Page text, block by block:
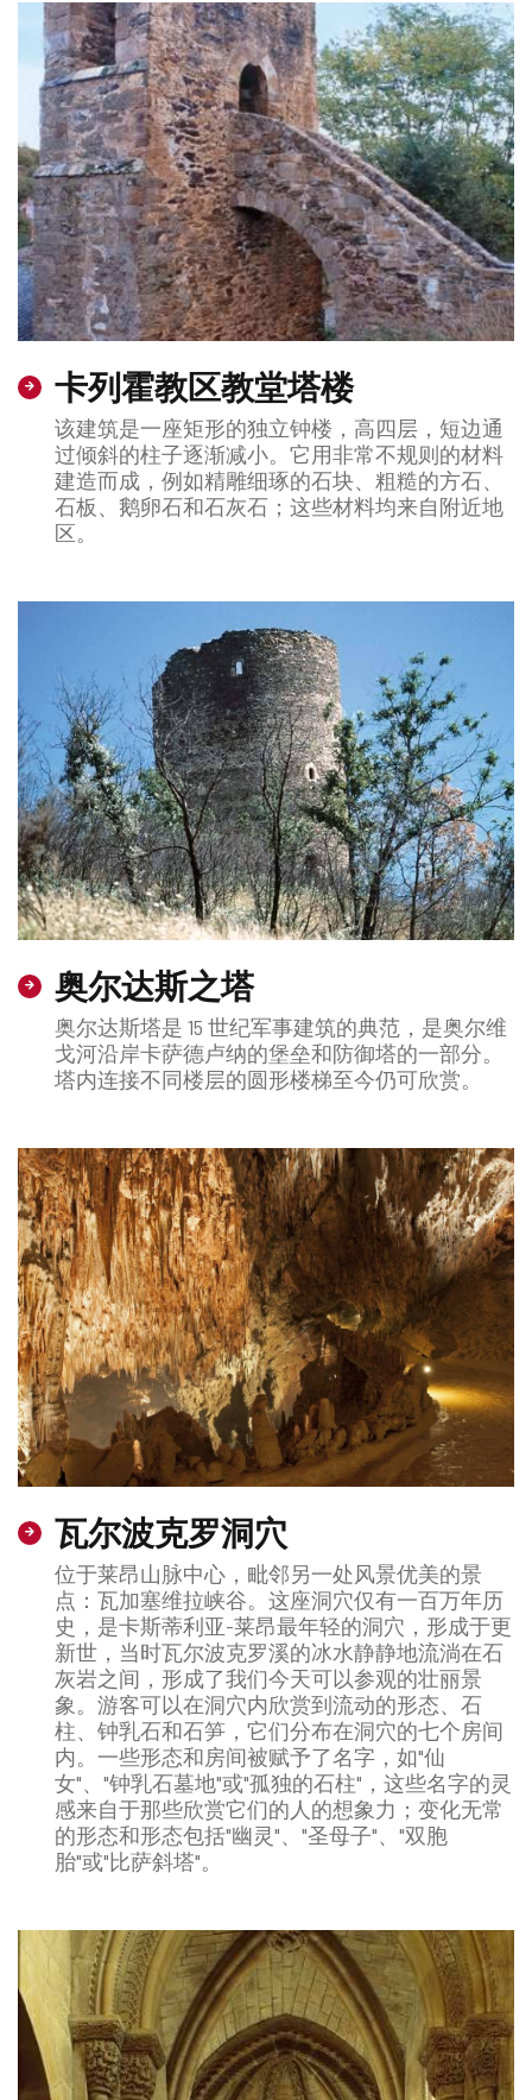
卡列霍教区教堂塔楼
该建筑是一座矩形的独立钟楼，高四层，短边通
过倾斜的柱子逐渐减小。它用非常不规则的材料
建造而成，例如精雕细琢的石块、粗糙的方石、
石板、鹅卵石和石灰石；这些材料均来自附近地
区。
奥尔达斯之塔
奥尔达斯塔是 15 世纪军事建筑的典范，是奥尔维
戈河沿岸卡萨德卢纳的堡垒和防御塔的一部分。
塔内连接不同楼层的圆形楼梯至今仍可欣赏。
瓦尔波克罗洞穴
位于莱昂山脉中心，毗邻另一处风景优美的景
点：瓦加塞维拉峡谷。这座洞穴仅有一百万年历
史，是卡斯蒂利亚-莱昂最年轻的洞穴，形成于更
新世，当时瓦尔波克罗溪的冰水静静地流淌在石
灰岩之间，形成了我们今天可以参观的壮丽景
象。游客可以在洞穴内欣赏到流动的形态、石
柱、钟乳石和石笋，它们分布在洞穴的七个房间
内。一些形态和房间被赋予了名字，如"仙
女"、"钟乳石墓地"或"孤独的石柱"，这些名字的灵
感来自于那些欣赏它们的人的想象力；变化无常
的形态和形态包括"幽灵"、"圣母子"、"双胞
胎"或"比萨斜塔"。